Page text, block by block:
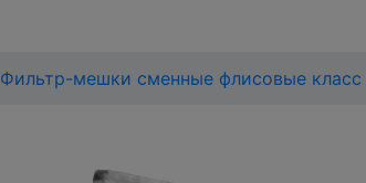
Фильтр-мешки сменные флисовые